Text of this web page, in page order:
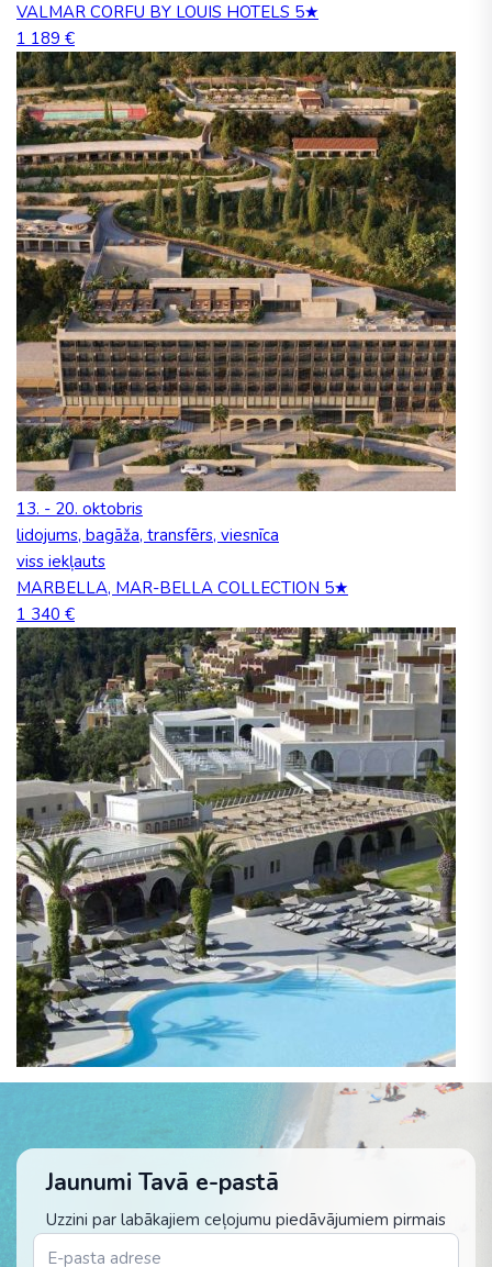
VALMAR CORFU BY LOUIS HOTELS 5★
1 189 €
13. - 20. oktobris
lidojums, bagāža, transfērs, viesnīca
viss iekļauts
MARBELLA, MAR-BELLA COLLECTION 5★
1 340 €
Jaunumi Tavā e-pastā
Uzzini par labākajiem ceļojumu piedāvājumiem pirmais